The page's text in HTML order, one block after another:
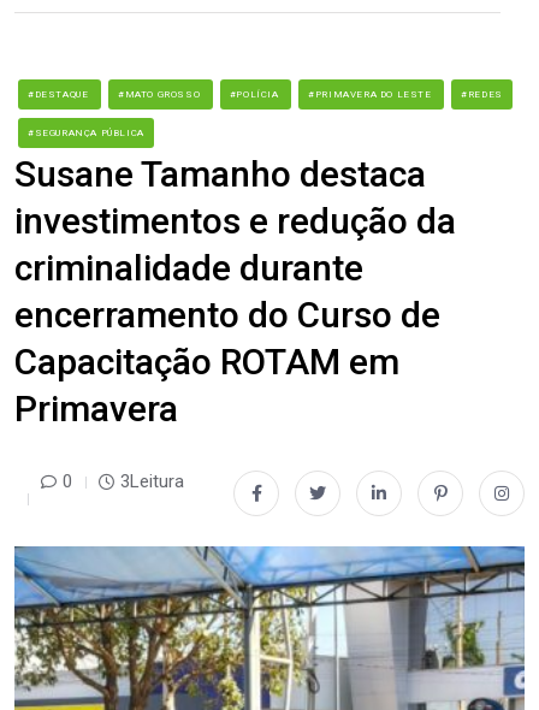
#DESTAQUE #MATO GROSSO #POLÍCIA #PRIMAVERA DO LESTE #REDES
#SEGURANÇA PÚBLICA
Susane Tamanho destaca
investimentos e redução da
criminalidade durante
encerramento do Curso de
Capacitação ROTAM em
Primavera
0 3Leitura